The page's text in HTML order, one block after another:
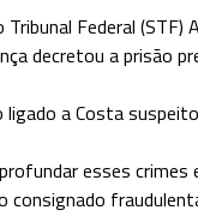
Federal
decretou a prisão
a Costa
esses